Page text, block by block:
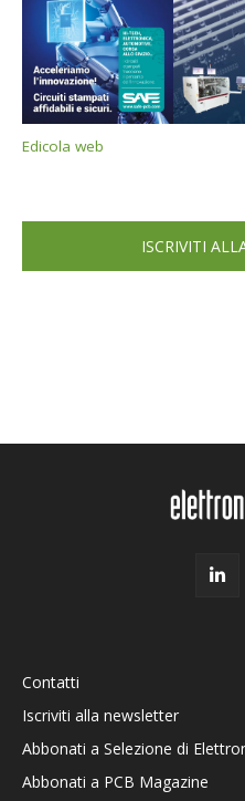
Edicola web
ISCRIVITI
Contatti
Iscriviti alla newsletter
Abbonati a Selezione di
Abbonati a PCB Magazine